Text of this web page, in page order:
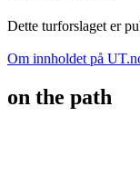
Dette turforslaget er
Om innholdet på
on the path